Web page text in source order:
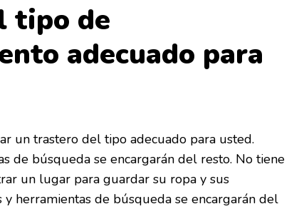
tipo de
adecuado para
un trastero del tipo adecuado para usted.
de búsqueda se encargarán del resto. No tiene
un lugar para guardar su ropa y sus
y herramientas de búsqueda se encargarán del